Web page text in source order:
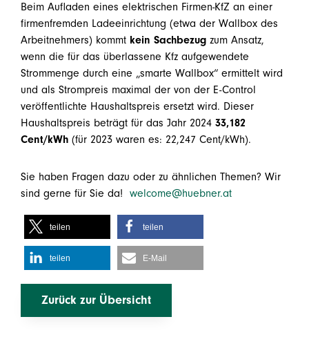
Beim Aufladen eines elektrischen Firmen-KfZ an einer
firmenfremden Ladeeinrichtung (etwa der Wallbox des
Arbeitnehmers) kommt kein Sachbezug zum Ansatz,
wenn die für das überlassene Kfz aufgewendete
Strommenge durch eine „smarte Wallbox“ ermittelt wird
und als Strompreis maximal der von der E-Control
veröffentlichte Haushaltspreis ersetzt wird. Dieser
Haushaltspreis beträgt für das Jahr 2024 33,182
Cent/kWh (für 2023 waren es: 22,247 Cent/kWh).
Sie haben Fragen dazu oder zu ähnlichen Themen? Wir
sind gerne für Sie da! welcome@huebner.at
teilen teilen
teilen E-Mail
Zurück zur Übersicht